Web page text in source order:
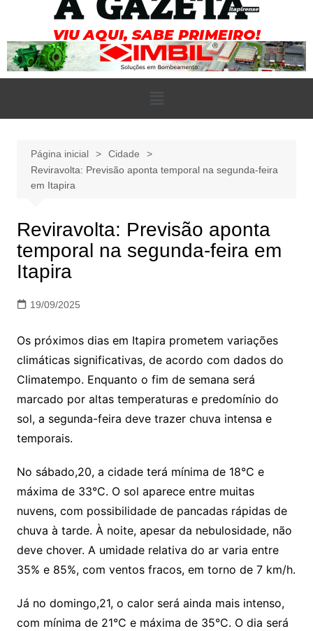
Página inicial
Cidade
Reviravolta: Previsão aponta temporal na segunda-feira
em Itapira
Reviravolta: Previsão aponta
temporal na segunda-feira em
Itapira
19/09/2025
Os próximos dias em Itapira prometem variações
climáticas significativas, de acordo com dados do
Climatempo. Enquanto o fim de semana será
marcado por altas temperaturas e predomínio do
sol, a segunda-feira deve trazer chuva intensa e
temporais.
No sábado,20, a cidade terá mínima de 18°C e
máxima de 33°C. O sol aparece entre muitas
nuvens, com possibilidade de pancadas rápidas de
chuva à tarde. À noite, apesar da nebulosidade, não
deve chover. A umidade relativa do ar varia entre
35% e 85%, com ventos fracos, em torno de 7 km/h.
Já no domingo,21, o calor será ainda mais intenso,
com mínima de 21°C e máxima de 35°C. O dia será